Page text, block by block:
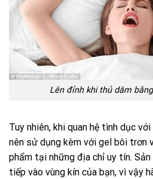
Lên đỉnh khi thủ dâm
Tuy nhiên, khi quan hệ tình dục
nên sử dụng kèm với gel bôi trơn
phẩm tại những địa chỉ uy tín.
tiếp vào vùng kín của bạn, vì vậy